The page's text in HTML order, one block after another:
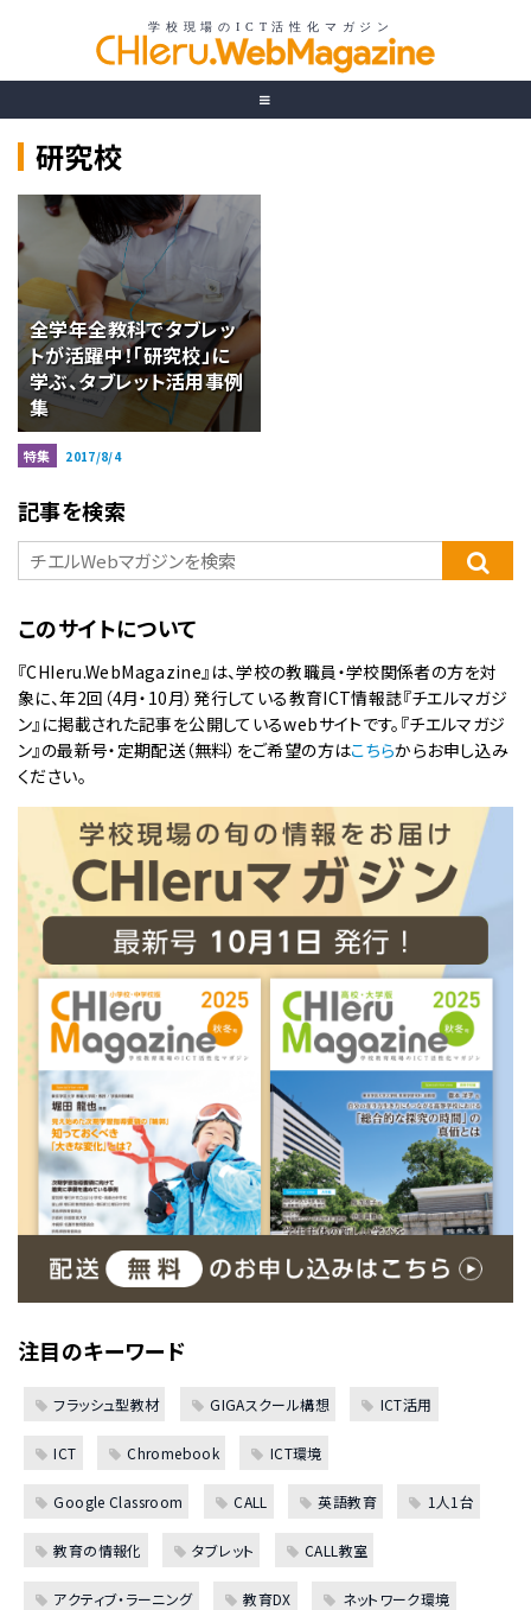
研究校
全学年全教科でタブレッ
トが活躍中！「研究校」に
学ぶ、タブレット活用事例
集
特集 2017/8/4
記事を検索
このサイトについて
『CHIeru.WebMagazine』は、学校の教職員・学校関係者の方を対
象に、年2回（4月・10月）発行している教育ICT情報誌『チエルマガジ
ン』に掲載された記事を公開しているwebサイトです。『チエルマガジ
ン』の最新号・定期配送（無料）をご希望の方はこちらからお申し込み
ください。
注目のキーワード
フラッシュ型教材 GIGAスクール構想 ICT活用
ICT Chromebook ICT環境
Google Classroom CALL 英語教育 1人1台
教育の情報化 タブレット CALL教室
アクティブ・ラーニング 教育DX ネットワーク環境